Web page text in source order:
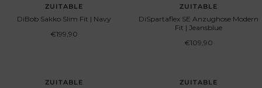
ZUITABLE
DiBob Sakko Slim Fit | Navy
Angebotspreis
€199,90
ZUITABLE
DiSpartaflex SE Anzughose Modern
Fit | Jeansblue
Angebotspreis
€109,90
ZUITABLE ZUITABLE